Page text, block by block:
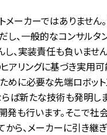
ーカーではありません
し、一般的なコンサルタ
、実装責任も負いませ
アリングに基づき実用
ために必要な先端ロボッ
ば新たな技術も発明し
発も行います。そこで社
ら、メーカーに引き継ぎ